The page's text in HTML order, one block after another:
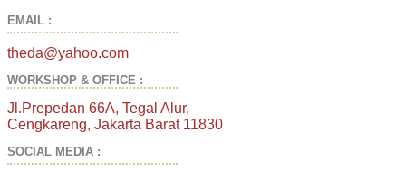
EMAIL :
theda@yahoo.com
WORKSHOP & OFFICE :
Jl.Prepedan 66A, Tegal Alur,
Cengkareng, Jakarta Barat 11830
SOCIAL MEDIA :